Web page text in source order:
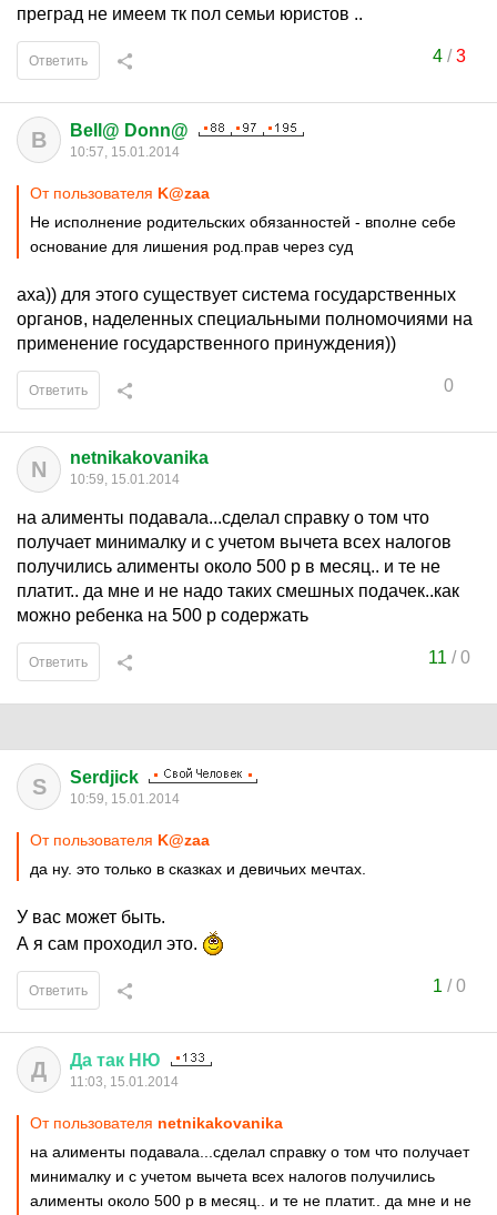
преград не имеем тк пол семьи юристов ..
4/3
Ответить
B Bell@ Donn@
10:57, 15.01.2014
От пользователя K@zaa
Не исполнение родительских обязанностей - вполне себе
основание для лишения род.прав через суд
аха)) для этого существует система государственных
органов, наделенных специальными полномочиями на
применение государственного принуждения))
0
Ответить
N netnikakovanika
10:59, 15.01.2014
на алименты подавала...сделал справку о том что
получает минималку и с учетом вычета всех налогов
получились алименты около 500 р в месяц.. и те не
платит.. да мне и не надо таких смешных подачек..как
можно ребенка на 500 р содержать
11 /0
Ответить
S Serdjick
10:59, 15.01.2014
От пользователя K@zaa
да ну. это только в сказках и девичьих мечтах.
У вас может быть.
А я сам проходил это.
1 /0
Ответить
Д Да так НЮ
11:03, 15.01.2014
От пользователя netnikakovanika
на алименты подавала...сделал справку о том что получает
минималку и с учетом вычета всех налогов получились
алименты около 500 р в месяц.. и те не платит.. да мне и не